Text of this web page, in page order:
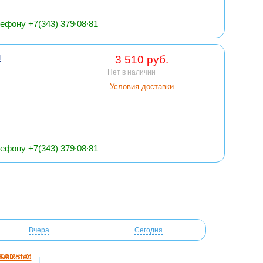
+7(343) 379∙08∙81
3 510 руб.
Нет в наличии
Условия доставки
+7(343) 379∙08∙81
Вчера Сегодня